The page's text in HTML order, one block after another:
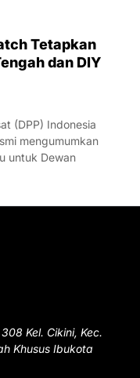
Tetapkan
dan DIY
(DPP) Indonesia
mengumumkan
untuk Dewan
Kel. Cikini, Kec.
Khusus Ibukota